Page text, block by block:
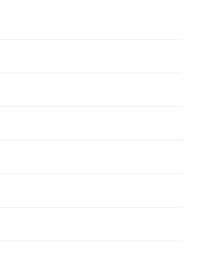
驗的不同連結， 形成作品整體
，以極大的改變，無限可能的
出一個具有未來新視界主義的